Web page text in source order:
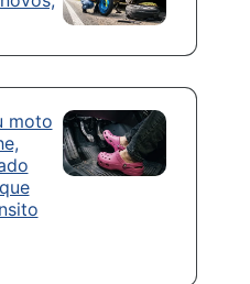
moto